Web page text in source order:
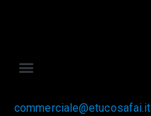
commerciale@etucosafai.it